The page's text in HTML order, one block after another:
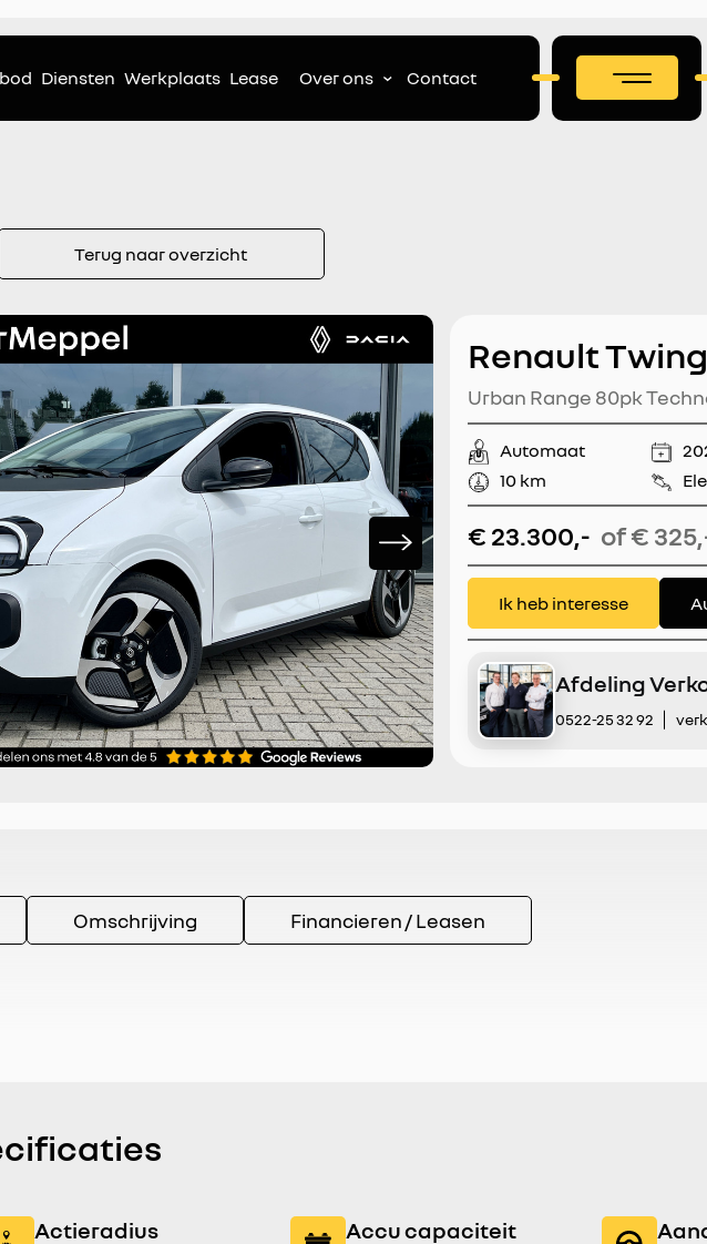
Diensten Werkplaats Lease Over ons Contact
Terug naar overzicht
Renault
Urban Range 80pk
Lichtmetaal | V2G |
Achteruitrijcamera |
| Adaptive Cruise Control
CarPlay/Android Auto
Automaat
10 km
€ 23.300,- of €
Ik heb interesse
Afdeling
0522-25 32 92
Omschrijving Financieren / Leasen
Actieradius Accu capaciteit